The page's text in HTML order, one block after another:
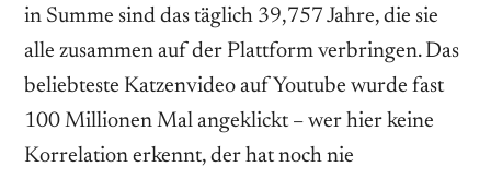
in Summe sind das täglich 39,757 Jahre, die sie
alle zusammen auf der Plattform verbringen. Das
beliebteste Katzenvideo auf Youtube wurde fast
100 Millionen Mal angeklickt – wer hier keine
Korrelation erkennt, der hat noch nie